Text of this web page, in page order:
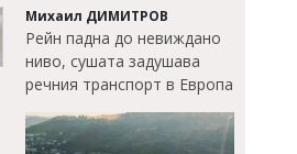
Михаил ДИМИТРОВ
Рейн падна до невиждано
ниво, сушата задушава
речния транспорт в Европа